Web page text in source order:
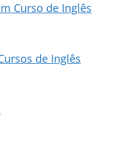
Curso de Inglês
de Inglês